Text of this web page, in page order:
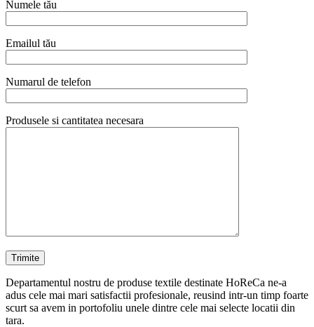
Numele tău
Emailul tău
Numarul de telefon
Produsele si cantitatea necesara
Departamentul nostru de produse textile destinate HoReCa ne-a
adus cele mai mari satisfactii profesionale, reusind intr-un timp foarte
scurt sa avem in portofoliu unele dintre cele mai selecte locatii din
tara.